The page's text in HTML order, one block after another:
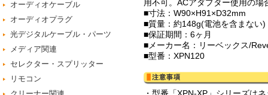
オーディオケーブル
オーディオプラグ
光デジタルケーブル・パーツ
メディア関連
セレクター・スプリッター
リモコン
用不可。ACアダプター使用の
■寸法：W90×H91×D32mm
■質量：約148g(電池を含まない)
■保証期間：6ヶ月
■メーカー名：リーベックス/
■型番：XPN120